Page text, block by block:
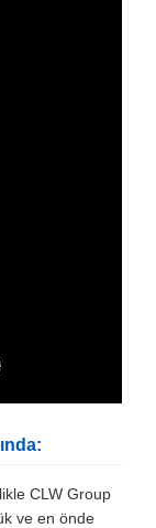
CLW Group
ve en önde